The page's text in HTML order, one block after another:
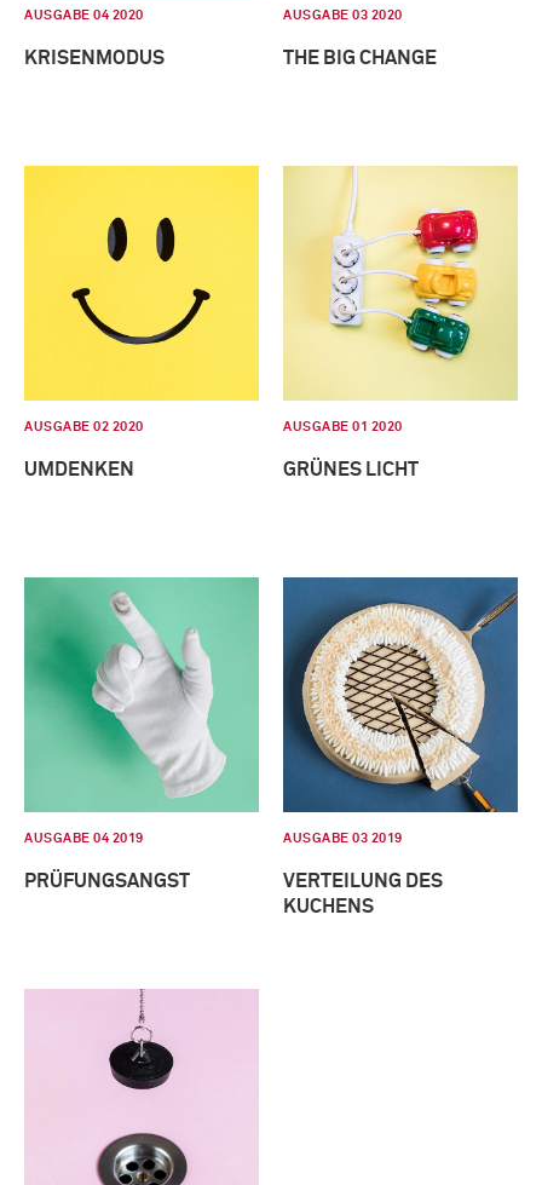
AUSGABE 04 2020
KRISENMODUS
AUSGABE 03 2020
THE BIG CHANGE
AUSGABE 02 2020
UMDENKEN
AUSGABE 01 2020
GRÜNES LICHT
AUSGABE 04 2019
PRÜFUNGSANGST
AUSGABE 03 2019
VERTEILUNG DES
KUCHENS